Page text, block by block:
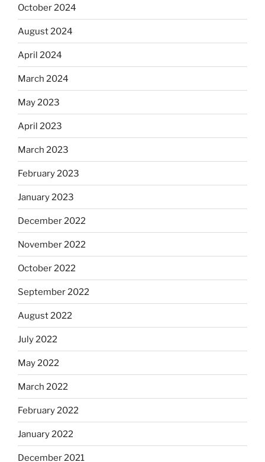
October 2024
August 2024
April 2024
March 2024
May 2023
April 2023
March 2023
February 2023
January 2023
December 2022
November 2022
October 2022
September 2022
August 2022
July 2022
May 2022
March 2022
February 2022
January 2022
December 2021